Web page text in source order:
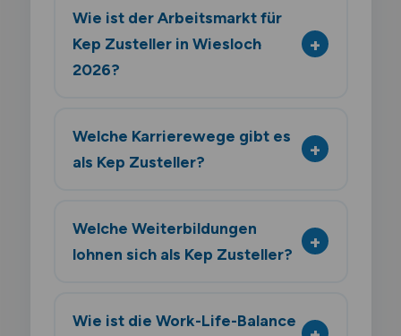
Wie ist der Arbeitsmarkt für
Kep Zusteller in Wiesloch
2026?
Welche Karrierewege gibt es
als Kep Zusteller?
Welche Weiterbildungen
lohnen sich als Kep Zusteller?
Wie ist die Work-Life-Balance